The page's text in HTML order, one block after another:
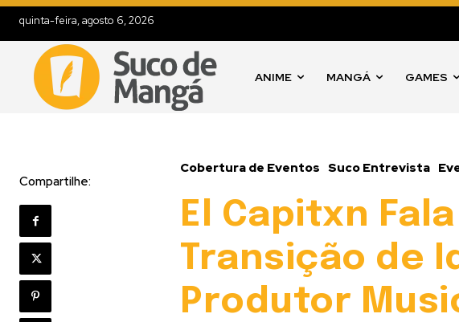
quinta-feira, agosto 6, 2026
ANIME MANGÁ GAMES
Compartilhe:
Cobertura de Eventos Suco Entrevista
El Capitxn
Transição de
Produtor